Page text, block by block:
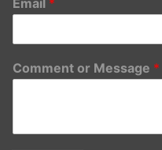
Email *
Comment or Message *